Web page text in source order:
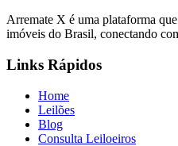
Arremate X é uma plataforma
imóveis do Brasil, conectando
Links Rápidos
Home
Leilões
Blog
Consulta Leiloeiros